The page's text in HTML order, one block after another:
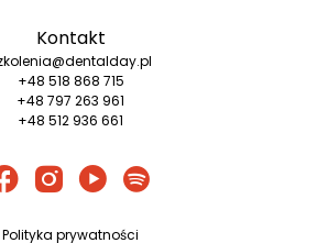
Kontakt
+48 518 868 715
+48 797 263 961
+48 512 936 661
Polityka prywatności